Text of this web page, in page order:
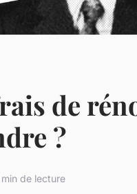
de
?
de lecture